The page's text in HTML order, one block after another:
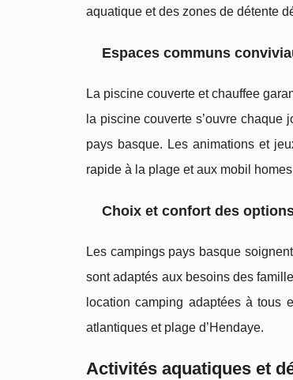
aquatique et des zones de détente
Espaces communs
La piscine couverte et chauffee
la piscine couverte s’ouvre
pays basque. Les animations et
rapide à la plage et aux mobil
Choix et confort des
Les campings pays basque
sont adaptés aux besoins des
location camping adaptées à
atlantiques et plage d’Hendaye.
Activités aquatiques et